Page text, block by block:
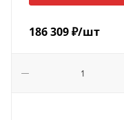
186 309₽/шт